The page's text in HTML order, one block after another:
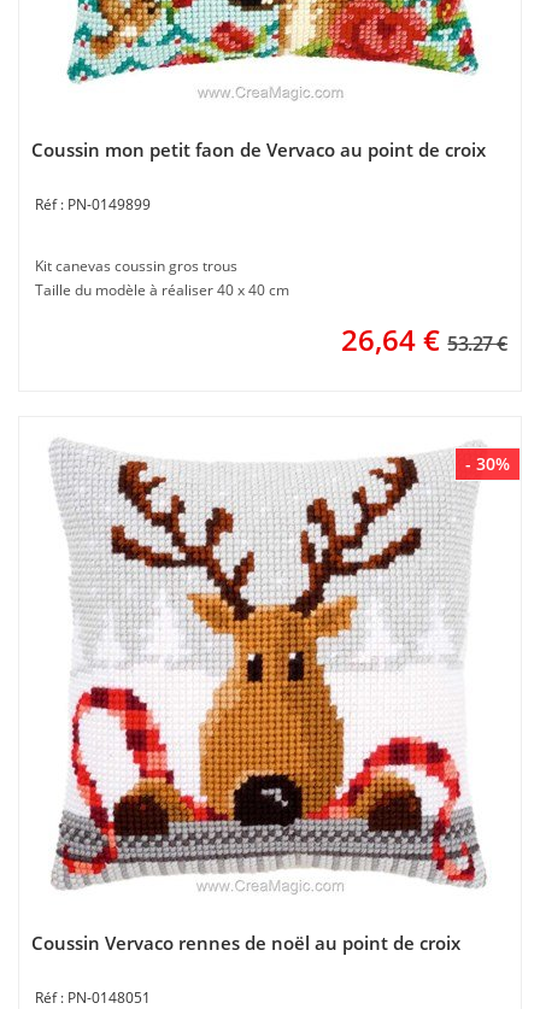
Coussin mon petit faon de Vervaco au point de croix
PN-0149899
Kit canevas coussin gros trous
Taille du modèle à réaliser 40 x 40 cm
26,64€ 53.27 €
- 30%
Coussin Vervaco rennes de noël au point de croix
PN-0148051